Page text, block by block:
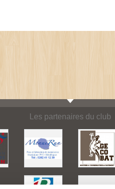
Les partenaires du club